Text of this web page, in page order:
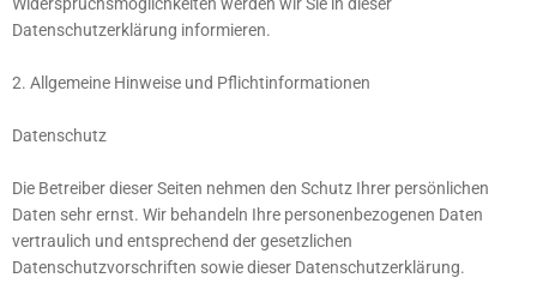
Datenschutzerklärung informieren.
2. Allgemeine Hinweise und Pflichtinformationen
Datenschutz
Die Betreiber dieser Seiten nehmen den Schutz Ihrer persönlichen
Daten sehr ernst. Wir behandeln Ihre personenbezogenen Daten
vertraulich und entsprechend der gesetzlichen
Datenschutzvorschriften sowie dieser Datenschutzerklärung.